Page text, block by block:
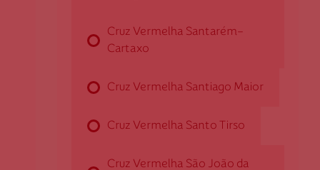
4860-419 Cabeceiras de Basto
dcabeceirasbasto@cruzvermelha.org.pt
Cruz Vermelha Cacém
Cruz Vermelha Santarém-
Cartaxo
Cruz Vermelha Santiago Maior
Cruz Vermelha Santo Tirso
Cruz Vermelha São João da